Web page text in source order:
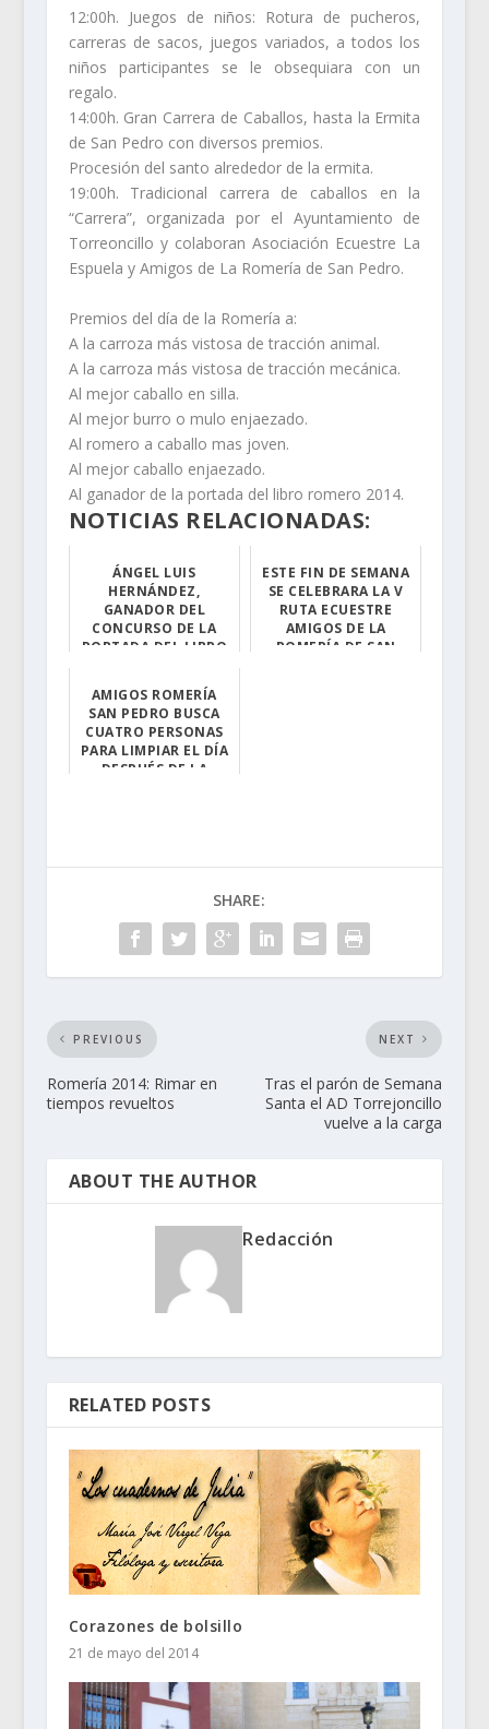
12:00h. Juegos de niños: Rotura de pucheros,
carreras de sacos, juegos variados, a todos los
niños participantes se le obsequiara con un
regalo.
14:00h. Gran Carrera de Caballos, hasta la Ermita
de San Pedro con diversos premios.
Procesión del santo alrededor de la ermita.
19:00h. Tradicional carrera de caballos en la
“Carrera”, organizada por el Ayuntamiento de
Torreoncillo y colaboran Asociación Ecuestre La
Espuela y Amigos de La Romería de San Pedro.
Premios del día de la Romería a:
A la carroza más vistosa de tracción animal.
A la carroza más vistosa de tracción mecánica.
Al mejor caballo en silla.
Al mejor burro o mulo enjaezado.
Al romero a caballo mas joven.
Al mejor caballo enjaezado.
Al ganador de la portada del libro romero 2014.
NOTICIAS RELACIONADAS:
ÁNGEL LUIS
HERNÁNDEZ,
GANADOR DEL
CONCURSO DE LA
PORTADA DEL LIBRO
La noche del pa...
ESTE FIN DE SEMANA
SE CELEBRARA LA V
RUTA ECUESTRE
AMIGOS DE LA
ROMERÍA DE SAN
AMIGOS ROMERÍA
SAN PEDRO BUSCA
CUATRO PERSONAS
PARA LIMPIAR EL DÍA
DESPUÉS DE LA
SHARE:
PREVIOUS
Romería 2014: Rimar en
tiempos revueltos
NEXT
Tras el parón de Semana
Santa el AD Torrejoncillo
vuelve a la carga
ABOUT THE AUTHOR
Redacción
RELATED POSTS
Corazones de bolsillo
21 de mayo del 2014